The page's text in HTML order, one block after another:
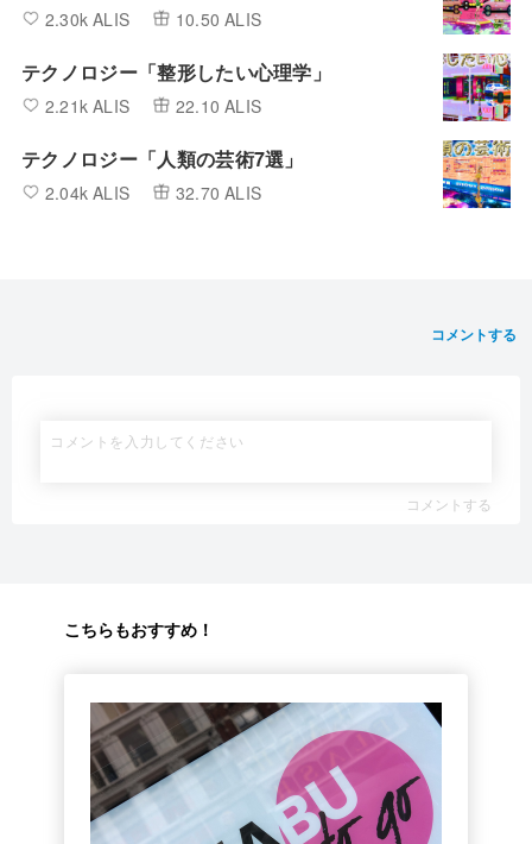
2.30k ALIS 10.50 ALIS
テクノロジー「整形したい心理学」
2.21k ALIS 22.10 ALIS
テクノロジー「人類の芸術7選」
2.04k ALIS 32.70 ALIS
コメントする
コメントする
こちらもおすすめ！